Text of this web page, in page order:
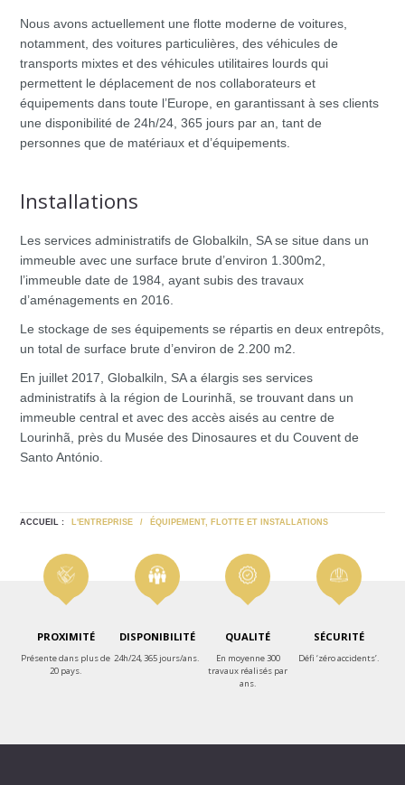
Nous avons actuellement une flotte moderne de voitures,
notamment, des voitures particulières, des véhicules de
transports mixtes et des véhicules utilitaires lourds qui
permettent le déplacement de nos collaborateurs et
équipements dans toute l’Europe, en garantissant à ses clients
une disponibilité de 24h/24, 365 jours par an, tant de
personnes que de matériaux et d’équipements.
Installations
Les services administratifs de Globalkiln, SA se situe dans un
immeuble avec une surface brute d’environ 1.300m2,
l’immeuble date de 1984, ayant subis des travaux
d’aménagements en 2016.
Le stockage de ses équipements se répartis en deux entrepôts,
un total de surface brute d’environ de 2.200 m2.
En juillet 2017, Globalkiln, SA a élargis ses services
administratifs à la région de Lourinhã, se trouvant dans un
immeuble central et avec des accès aisés au centre de
Lourinhã, près du Musée des Dinosaures et du Couvent de
Santo António.
ACCUEIL : L'ENTREPRISE / ÉQUIPEMENT, FLOTTE ET INSTALLATIONS
PROXIMITÉ
Présente dans plus de
20 pays.
DISPONIBILITÉ
24h/24, 365 jours/ans.
QUALITÉ
En moyenne 300
travaux réalisés par
ans.
SÉCURITÉ
Défi ‘zéro accidents’.